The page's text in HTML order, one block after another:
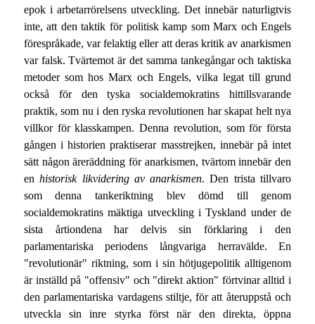
epok i arbetarrörelsens utveckling. Det innebär naturligtvis
inte, att den taktik för politisk kamp som Marx och Engels
förespråkade, var felaktig eller att deras kritik av anarkismen
var falsk. Tvärtemot är det samma tankegångar och taktiska
metoder som hos Marx och Engels, vilka legat till grund
också för den tyska socialdemokratins hittillsvarande
praktik, som nu i den ryska revolutionen har skapat helt nya
villkor för klasskampen. Denna revolution, som för första
gången i historien praktiserar masstrejken, innebär på intet
sätt någon äreräddning för anarkismen, tvärtom innebär den
enhistorisk likvidering av anarkismen. Den trista tillvaro
som denna tankeriktning blev dömd till genom
socialdemokratins mäktiga utveckling i Tyskland under de
sista årtiondena har delvis sin förklaring i den
parlamentariska periodens långvariga herravälde. En
"revolutionär" riktning, som i sin hötjugepolitik alltigenom
är inställd på "offensiv" och "direkt aktion" förtvinar alltid i
den parlamentariska vardagens stiltje, för att återuppstå och
utveckla sin inre styrka först när den direkta, öppna